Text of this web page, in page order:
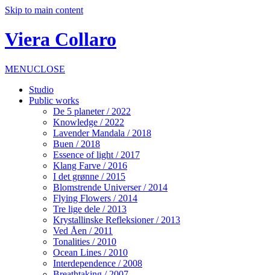
Skip to main content
Viera Collaro
MENUCLOSE
Studio
Public works
De 5 planeter / 2022
Knowledge / 2022
Lavender Mandala / 2018
Buen / 2018
Essence of light / 2017
Klang Farve / 2016
I det grønne / 2015
Blomstrende Universer / 2014
Flying Flowers / 2014
Tre lige dele / 2013
Krystallinske Refleksioner / 2013
Ved Åen / 2011
Tonalities / 2010
Ocean Lines / 2010
Interdependence / 2008